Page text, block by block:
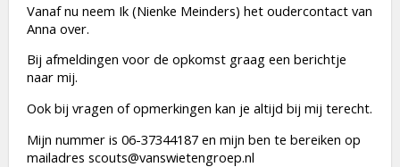
Vanaf nu neem Ik (Nienke Meinders) het oudercontact van
Anna over.
Bij afmeldingen voor de opkomst graag een berichtje
naar mij.
Ook bij vragen of opmerkingen kan je altijd bij mij terecht.
Mijn nummer is 06-37344187 en mijn ben te bereiken op
mailadres scouts@vanswietengroep.nl